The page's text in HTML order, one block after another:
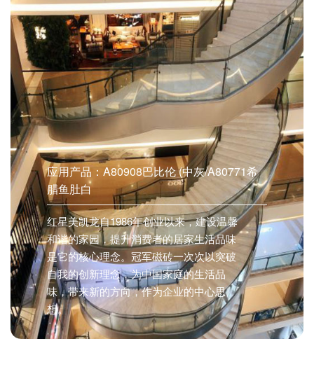
应用产品：A80908巴比伦 (中灰/A80771希
腊鱼肚白
红星美凯龙自1986年创业以来，建设温馨
和谐的家园，提升消费者的居家生活品味
是它的核心理念。冠军磁砖一次次以突破
自我的创新理念，为中国家庭的生活品
味，带来新的方向，作为企业的中心思
想。